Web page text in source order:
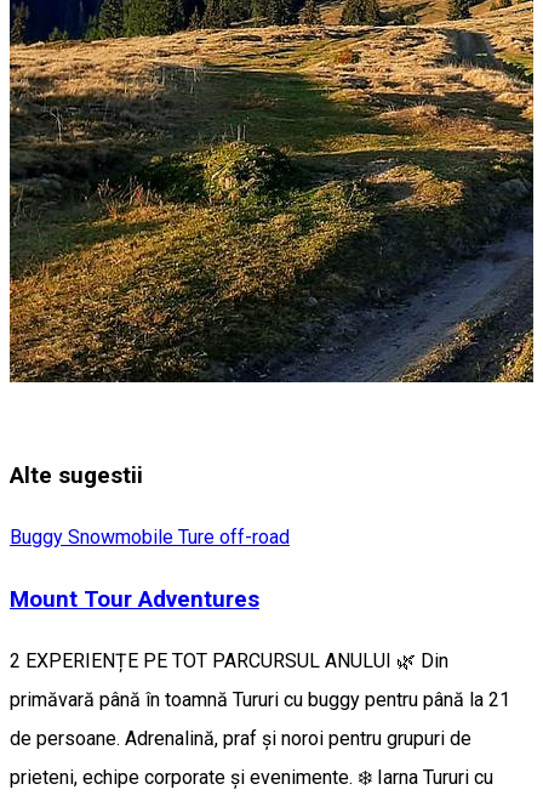
Alte sugestii
Buggy Snowmobile Ture off-road
Mount Tour Adventures
2 EXPERIENȚE PE TOT PARCURSUL ANULUI 🌿 Din
primăvară până în toamnă Tururi cu buggy pentru până la 21
de persoane. Adrenalină, praf și noroi pentru grupuri de
prieteni, echipe corporate și evenimente. ❄️ Iarna Tururi cu